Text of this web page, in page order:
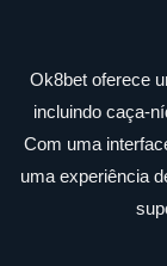
Ok8bet oferece
incluindo caça-
Com uma
uma experiência